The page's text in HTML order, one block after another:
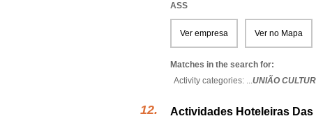
ASS
Ver empresa Ver no Mapa
Matches in the search for:
Activity categories: ...UNIÃO
Actividades Hoteleiras